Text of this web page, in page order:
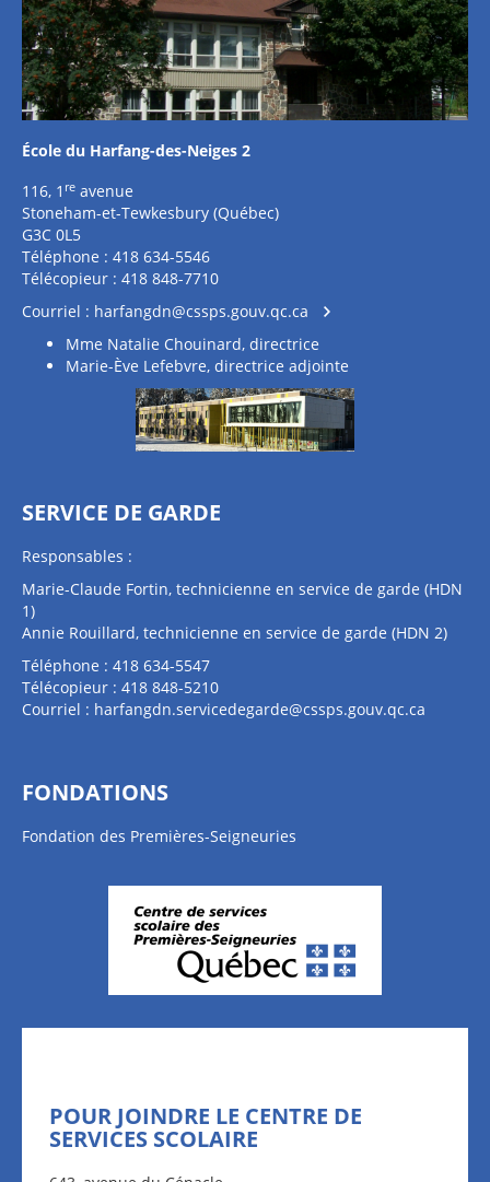
École du Harfang-des-Neiges 2
116, 1 re avenue
Stoneham-et-Tewkesbury (Québec)
G3C 0L5
Téléphone : 418 634-5546
Télécopieur : 418 848-7710
Courriel : harfangdn@cssps.gouv.qc.ca
Mme Natalie Chouinard, directrice
Marie-Ève Lefebvre, directrice adjointe
SERVICE DE GARDE
Responsables :
Marie-Claude Fortin, technicienne en service de garde (HDN
1)
Annie Rouillard, technicienne en service de garde (HDN 2)
Téléphone : 418 634-5547
Télécopieur : 418 848-5210
Courriel : harfangdn.servicedegarde@cssps.gouv.qc.ca
FONDATIONS
Fondation des Premières-Seigneuries
POUR JOINDRE LE CENTRE DE
SERVICES SCOLAIRE